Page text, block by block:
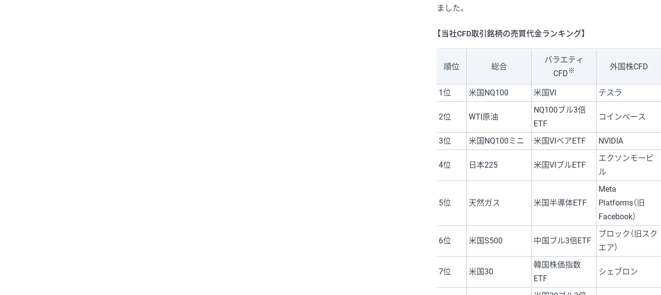
ました。
【当社CFD取引銘柄の売買代金ランキング】
順位 総合
バラエティ
CFD※ 外国株CFD
1位 米国NQ100 米国VI テスラ
2位 WTI原油
NQ100ブル3倍
ETF
コインベース
3位 米国NQ100ミニ 米国VIベアETF NVIDIA
4位 日本225 米国VIブルETF
エクソンモービ
ル
5位 天然ガス 米国半導体ETF
Meta
Platforms（旧
Facebook）
6位 米国S500 中国ブル3倍ETF
ブロック（旧スク
エア）
7位 米国30
韓国株価指数
ETF
シェブロン